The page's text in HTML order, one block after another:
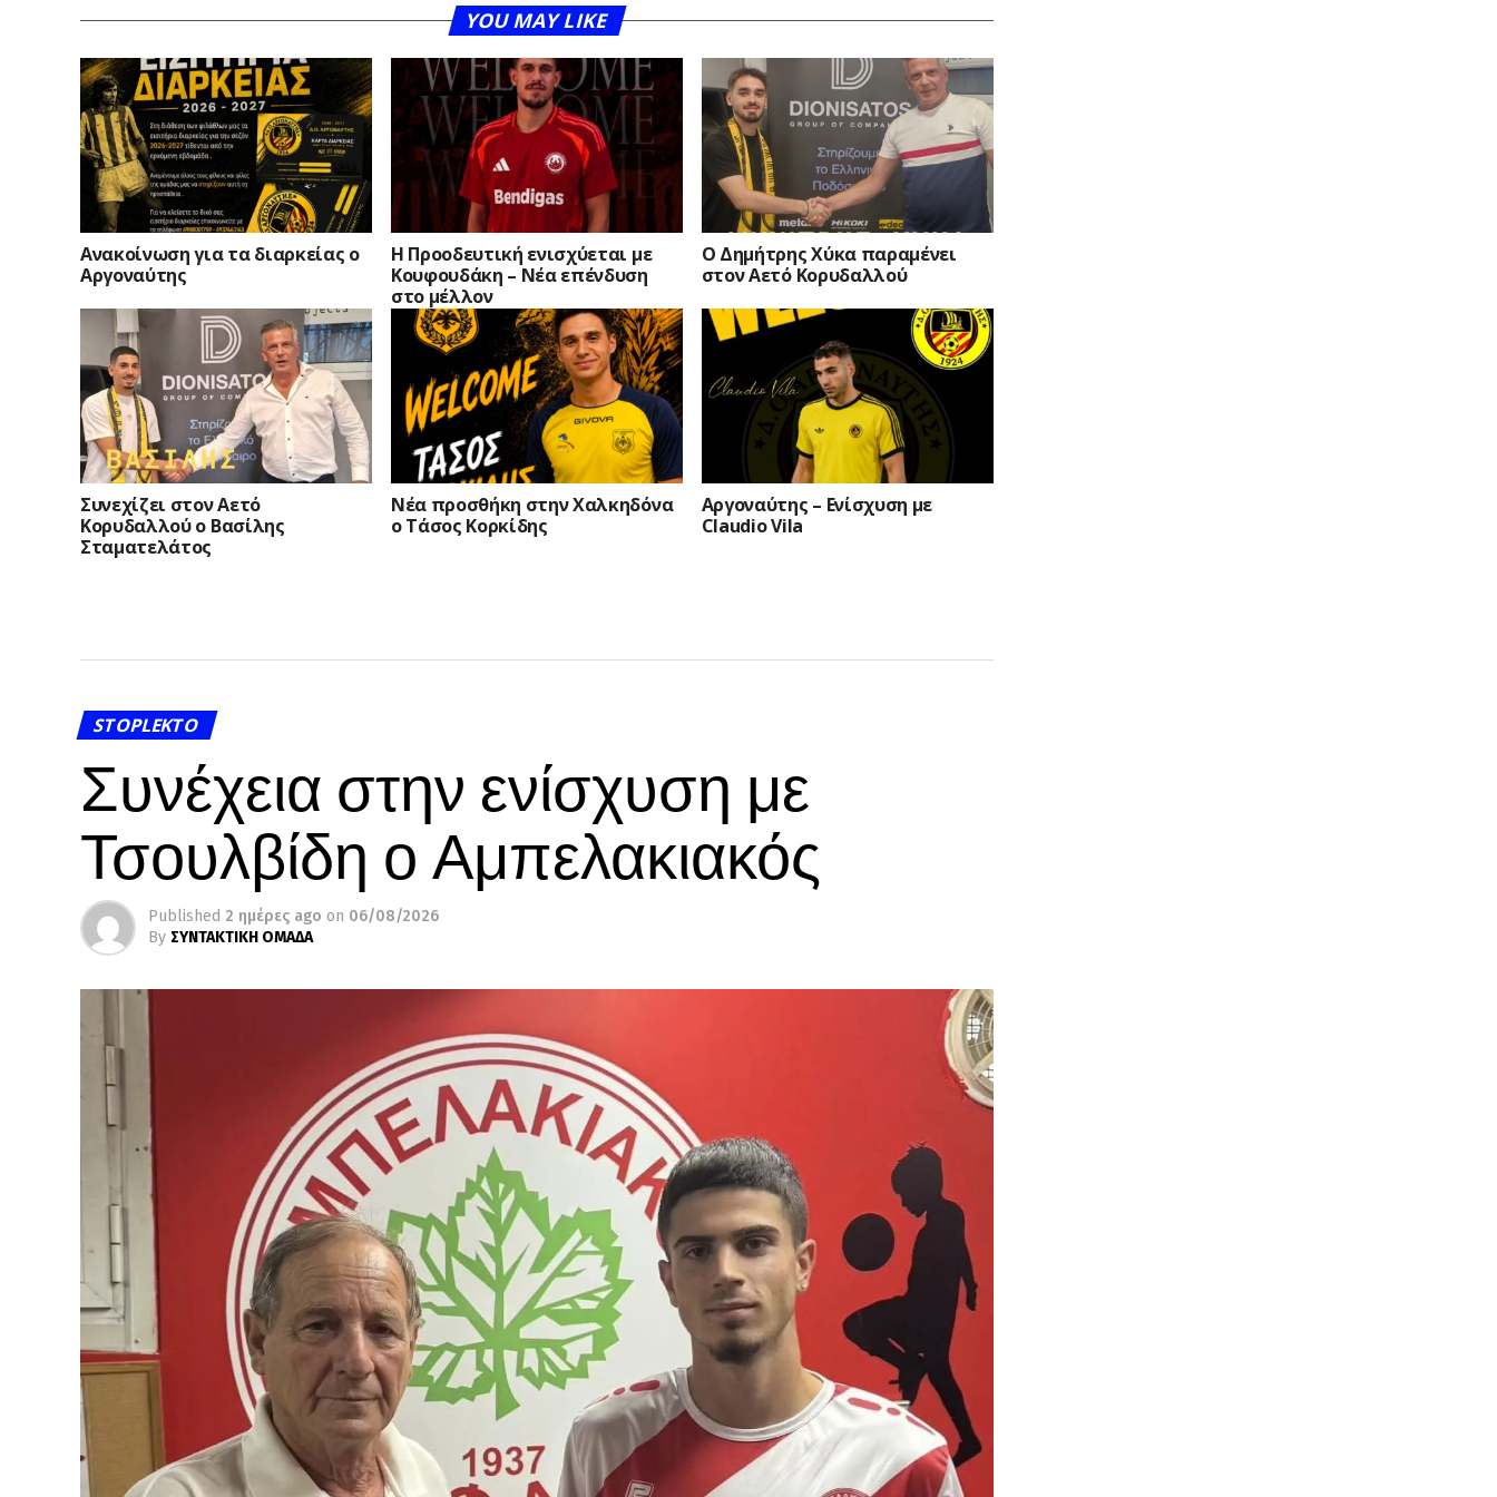
YOU MAY LIKE
Ανακοίνωση για τα διαρκείας ο
Αργοναύτης
Η Προοδευτική ενισχύεται με
Κουφουδάκη – Νέα επένδυση
στο μέλλον
O Δημήτρης Χύκα παραμένει
στον Αετό Κορυδαλλού
Συνεχίζει στον Αετό
Κορυδαλλού ο Βασίλης
Σταματελάτος
Νέα προσθήκη στην Χαλκηδόνα
ο Τάσος Κορκίδης
Αργοναύτης – Ενίσχυση με
Claudio Vila
STOPLEKTO
Συνέχεια στην ενίσχυση με
Τσουλβίδη ο Αμπελακιακός
Published 2 ημέρες ago on 06/08/2026
By ΣΥΝΤΑΚΤΙΚΗ ΟΜΑΔΑ